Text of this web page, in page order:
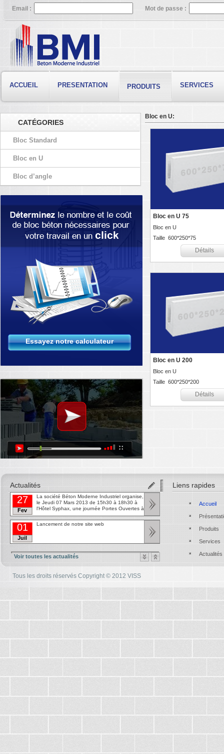
Email : Mot de passe :
ACCUEIL PRESENTATION PRODUITS SERVICES
CATÉGORIES
Bloc Standard
Bloc en U
Bloc d’angle
Essayez notre calculateur
Bloc en U:
Bloc en U 75
Bloc en U
Taille 600*250*75
Détails
Bloc en U 200
Bloc en U
Taille 600*250*200
Détails
Actualités
27
Fev
La société Béton Moderne Industriel organise,
le Jeudi 07 Mars 2013 de 15h30 à 18h30 à
l'Hôtel Syphax, une journée Portes Ouvertes à
Bâtiment.
tt
01
Juil
Lancement de notre site web
Voir toutes les actualités
Liens rapides
Accueil
Produits
Services
Actualités
Tous les droits réservés Copyright © 2012 VISS